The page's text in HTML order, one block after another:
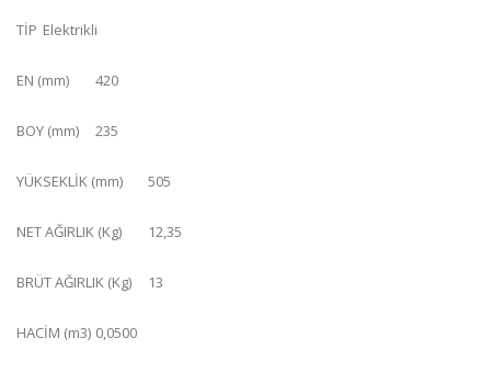
TİP Elektrikli
EN (mm) 420
BOY (mm) 235
YÜKSEKLİK (mm) 505
NET AĞIRLIK (Kg) 12,35
BRÜT AĞIRLIK (Kg) 13
HACİM (m3) 0,0500